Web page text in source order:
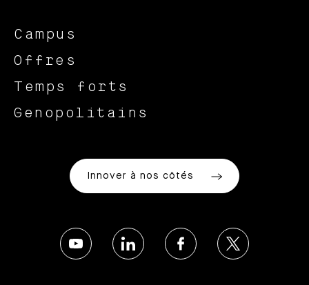
Campus
Offres
Temps forts
Genopolitains
Innover à nos côtés